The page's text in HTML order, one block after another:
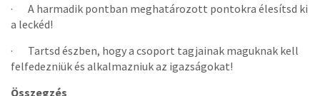
· A harmadik pontban meghatározott pontokra élesítsd ki
a leckéd!
· Tartsd észben, hogy a csoport tagjainak maguknak kell
felfedezniük és alkalmazniuk az igazságokat!
Összegzés